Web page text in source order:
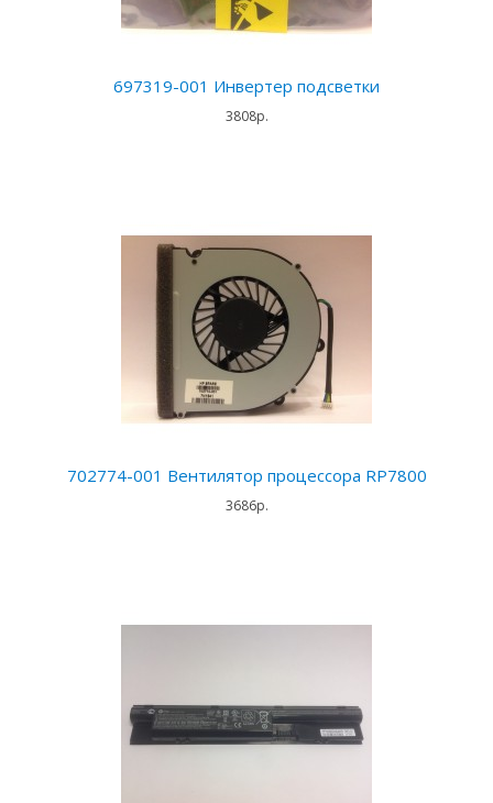
697319-001 Инвертер подсветки
3808р.
702774-001 Вентилятор процессора RP7800
3686р.